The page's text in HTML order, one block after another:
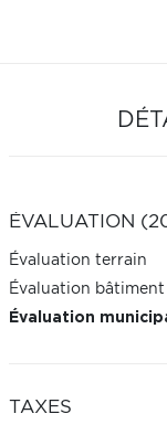
ÉVALUATION
Évaluation terrain
Évaluation bâtiment
Évaluation
TAXES